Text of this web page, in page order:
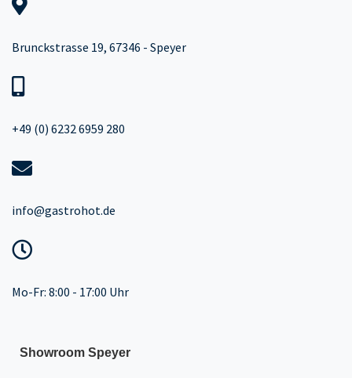
Brunckstrasse 19, 67346 - Speyer
+49 (0) 6232 6959 280
info@gastrohot.de
Mo-Fr: 8:00 - 17:00 Uhr
Showroom Speyer